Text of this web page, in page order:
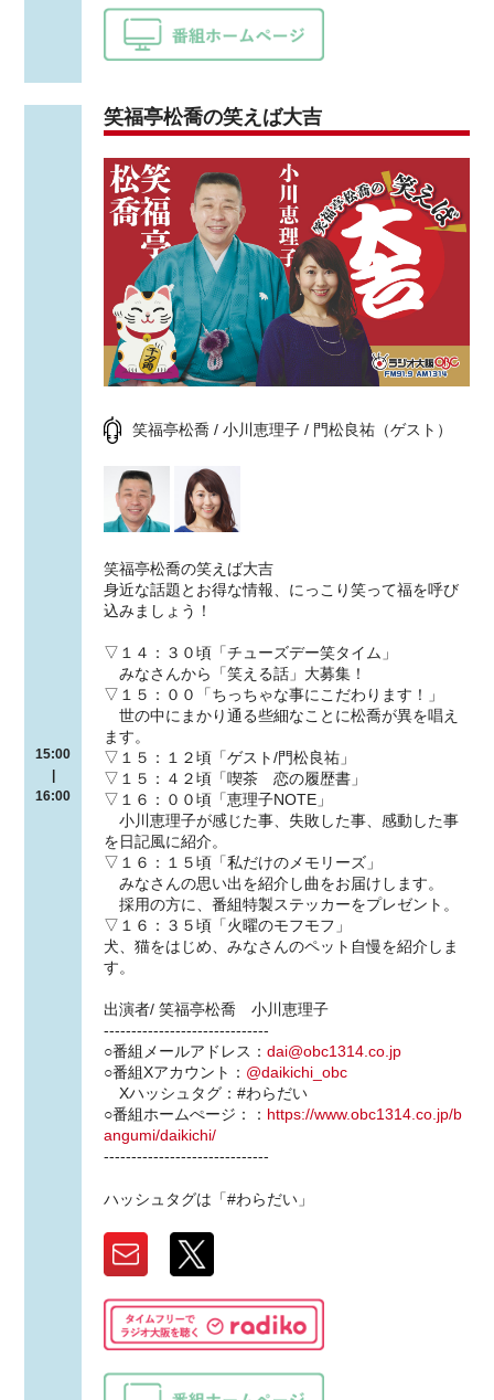
15:00
16:00
笑福亭松喬の笑えば大吉
笑福亭松喬 / 小川恵理子 / 門松良祐（ゲスト）
笑福亭松喬の笑えば大吉
身近な話題とお得な情報、にっこり笑って福を呼び
込みましょう！
▽１４：３０頃「チューズデー笑タイム」
みなさんから「笑える話」大募集！
▽１５：００「ちっちゃな事にこだわります！」
世の中にまかり通る些細なことに松喬が異を唱え
ます。
▽１５：１２頃「ゲスト/門松良祐」
▽１５：４２頃「喫茶 恋の履歴書」
▽１６：００頃「恵理子NOTE」
小川恵理子が感じた事、失敗した事、感動した事
を日記風に紹介。
▽１６：１５頃「私だけのメモリーズ」
みなさんの思い出を紹介し曲をお届けします。
採用の方に、番組特製ステッカーをプレゼント。
▽１６：３５頃「火曜のモフモフ」
犬、猫をはじめ、みなさんのペット自慢を紹介しま
す。
出演者/ 笑福亭松喬 小川恵理子
------------------------------
○番組メールアドレス：dai@obc1314.co.jp
○番組Xアカウント： @daikichi_obc
Xハッシュタグ：#わらだい
○番組ホームぺージ：： https://www.obc1314.co.jp/b
angumi/daikichi/
------------------------------
ハッシュタグは「#わらだい」